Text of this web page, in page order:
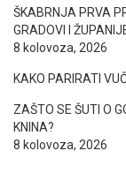
ŠKABRNJA PRVA
GRADOVI I
8 kolovoza, 2026
KAKO PARIRATI
ZAŠTO SE ŠUTI O
KNINA?
8 kolovoza, 2026